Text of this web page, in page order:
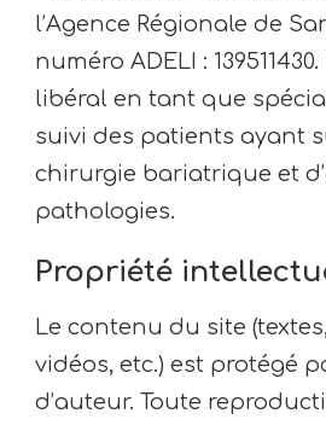
l’Agence Régionale de
numéro ADELI :
libéral en tant que
suivi des patients ayant
chirurgie bariatrique et
pathologies.
Propriété
Le contenu du site
vidéos, etc.) est protégé
d’auteur. Toute